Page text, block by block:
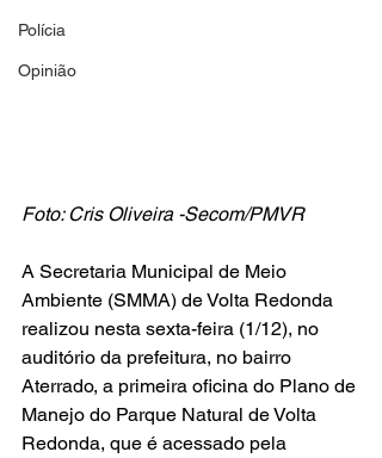
Polícia
Opinião
Foto: Cris Oliveira -Secom/PMVR
A Secretaria Municipal de Meio
Ambiente (SMMA) de Volta Redonda
realizou nesta sexta-feira (1/12), no
auditório da prefeitura, no bairro
Aterrado, a primeira oficina do Plano de
Manejo do Parque Natural de Volta
Redonda, que é acessado pela